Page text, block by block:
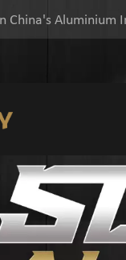
China's Aluminium